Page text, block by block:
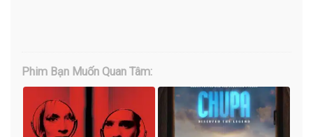
Phim Bạn Muốn Quan Tâm: